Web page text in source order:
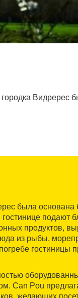
Видререс
была основана
гостинице подают
продуктов,
из рыбы,
гостиницы
Can Pou
желающих